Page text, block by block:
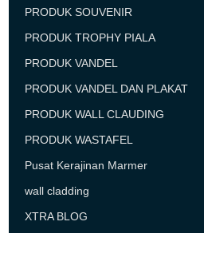
PRODUK SOUVENIR
PRODUK TROPHY PIALA
PRODUK VANDEL
PRODUK VANDEL DAN PLAKAT
PRODUK WALL CLAUDING
PRODUK WASTAFEL
Pusat Kerajinan Marmer
wall cladding
XTRA BLOG